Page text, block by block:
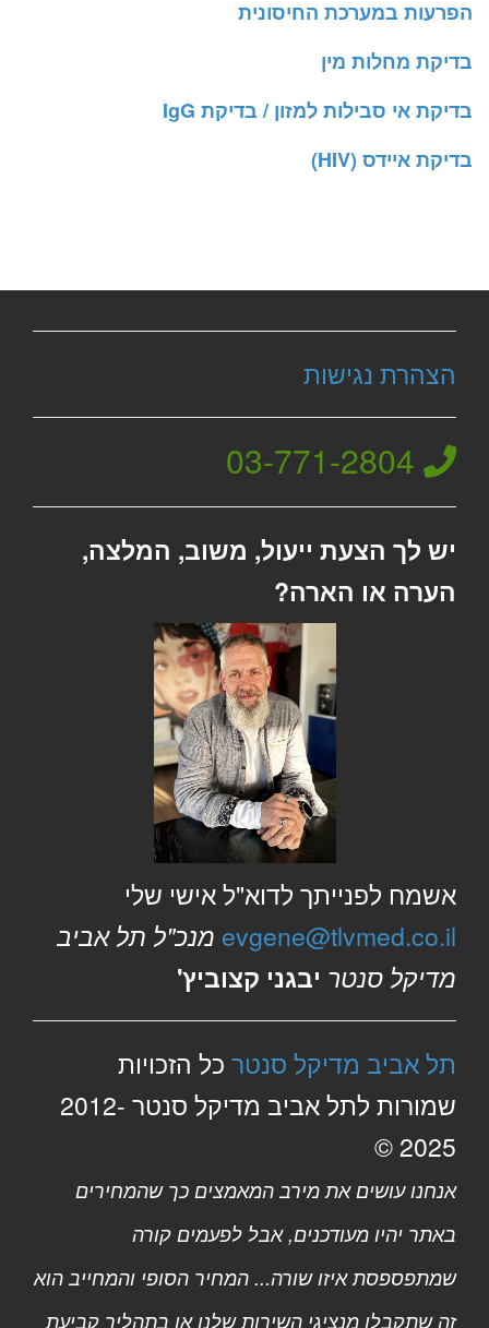
הפרעות במערכת החיסונית
בדיקת מחלות מין
בדיקת אי סבילות למזון / בדיקת IgG
בדיקת איידס (HIV)
הצהרת נגישות
03-771-2804
יש לך הצעת ייעול, משוב, המלצה,
הערה או הארה?
אשמח לפנייתך לדוא"ל אישי שלי
evgene@tlvmed.co.il מנכ"ל תל אביב
מדיקל סנטר יבגני קצוביץ'
תל אביב מדיקל סנטר כל הזכויות
שמורות לתל אביב מדיקל סנטר 2012-
2025 ©
אנחנו עושים את מירב המאמצים כך שהמחירים
באתר יהיו מעודכנים, אבל לפעמים קורה
שמתפספסת איזו שורה... המחיר הסופי והמחייב הוא
זה שתקבלו מנציגי השירות שלנו או בתהליך קביעת